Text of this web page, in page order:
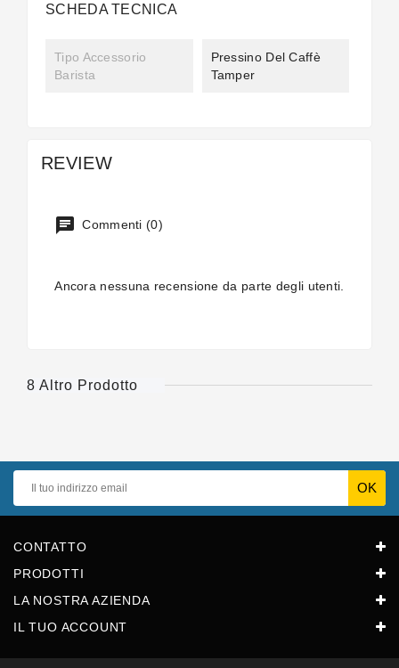
SCHEDA TECNICA
Tipo Accessorio
Barista
Pressino Del Caffè
Tamper
REVIEW
Commenti (0)
Ancora nessuna recensione da parte degli utenti.
8 Altro Prodotto
CONTATTO
PRODOTTI
LA NOSTRA AZIENDA
IL TUO ACCOUNT